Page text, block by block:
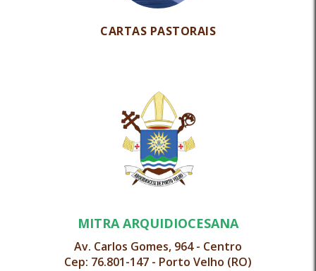
CARTAS PASTORAIS
MITRA ARQUIDIOCESANA
Av. Carlos Gomes, 964 - Centro
Cep: 76.801-147 - Porto Velho (RO)